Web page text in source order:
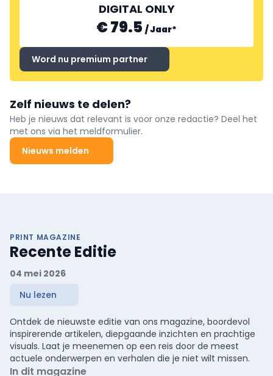
DIGITAL ONLY
€ 79.5 /Jaar*
Word nu premium partner
Zelf nieuws te delen?
Heb je nieuws dat relevant is voor onze redactie? Deel het
met ons via het meldformulier.
Nieuws melden
PRINT MAGAZINE
Recente Editie
04 mei 2026
Nu lezen
Ontdek de nieuwste editie van ons magazine, boordevol
inspirerende artikelen, diepgaande inzichten en prachtige
visuals. Laat je meenemen op een reis door de meest
actuele onderwerpen en verhalen die je niet wilt missen.
In dit magazine